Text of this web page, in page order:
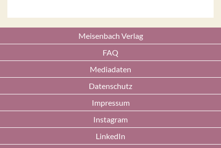
Meisenbach Verlag
FAQ
Mediadaten
Datenschutz
Impressum
Instagram
LinkedIn